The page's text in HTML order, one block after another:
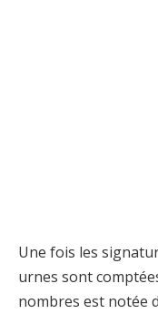
Une fois les
urnes sont
nombres est notée